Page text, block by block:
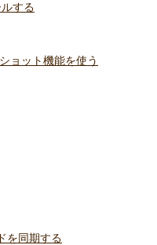
する
ョット機能を使う
を同期する